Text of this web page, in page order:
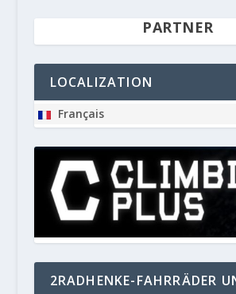
PARTNER
LOCALIZATION
Français
2RADHENKE-FAHRRÄDER